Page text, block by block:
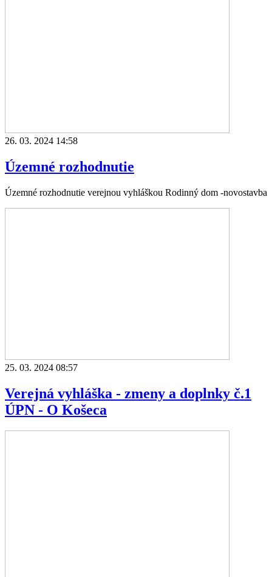
26. 03. 2024 14:58
Územné rozhodnutie
Územné rozhodnutie verejnou vyhláškou Rodinný dom -novostavba
25. 03. 2024 08:57
Verejná vyhláška - zmeny a doplnky č.1
ÚPN - O Košeca